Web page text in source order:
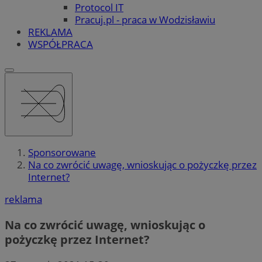
Protocol IT
Pracuj.pl - praca w Wodzisławiu
REKLAMA
WSPÓŁPRACA
Sponsorowane
Na co zwrócić uwagę, wnioskując o pożyczkę przez
Internet?
reklama
Na co zwrócić uwagę, wnioskując o
pożyczkę przez Internet?